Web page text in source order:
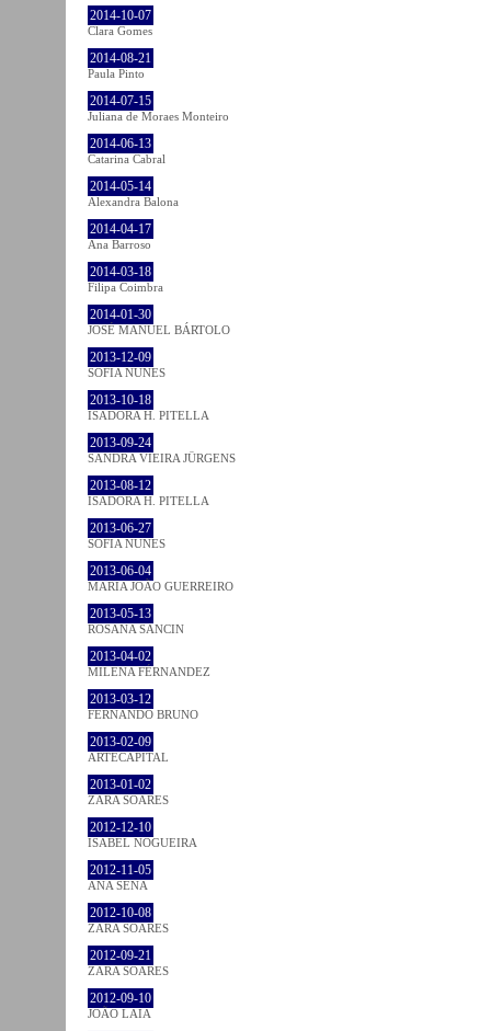
2014-10-07
Clara Gomes
2014-08-21
Paula Pinto
2014-07-15
Juliana de Moraes Monteiro
2014-06-13
Catarina Cabral
2014-05-14
Alexandra Balona
2014-04-17
Ana Barroso
2014-03-18
Filipa Coimbra
2014-01-30
JOSÉ MANUEL BÁRTOLO
2013-12-09
SOFIA NUNES
2013-10-18
ISADORA H. PITELLA
2013-09-24
SANDRA VIEIRA JÜRGENS
2013-08-12
ISADORA H. PITELLA
2013-06-27
SOFIA NUNES
2013-06-04
MARIA JOÃO GUERREIRO
2013-05-13
ROSANA SANCIN
2013-04-02
MILENA FÉRNANDEZ
2013-03-12
FERNANDO BRUNO
2013-02-09
ARTECAPITAL
2013-01-02
ZARA SOARES
2012-12-10
ISABEL NOGUEIRA
2012-11-05
ANA SENA
2012-10-08
ZARA SOARES
2012-09-21
ZARA SOARES
2012-09-10
JOÃO LAIA